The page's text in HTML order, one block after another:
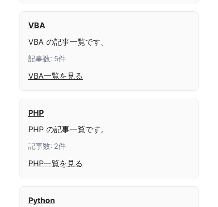
VBA
VBA の記事一覧です。
記事数: 5件
VBA一覧を見る
PHP
PHP の記事一覧です。
記事数: 2件
PHP一覧を見る
Python